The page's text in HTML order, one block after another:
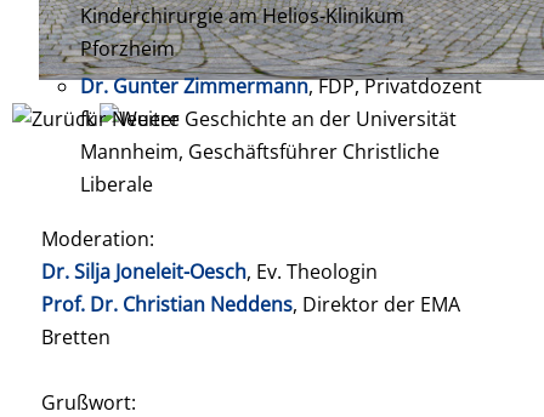
Kinderchirurgie am Helios-Klinikum
Pforzheim
Dr. Gunter Zimmermann, FDP, Privatdozent
für Neuere Geschichte an der Universität
Mannheim, Geschäftsführer Christliche
Liberale
Moderation:
Dr. Silja Joneleit-Oesch, Ev. Theologin
Prof. Dr. Christian Neddens, Direktor der EMA
Bretten
Grußwort: